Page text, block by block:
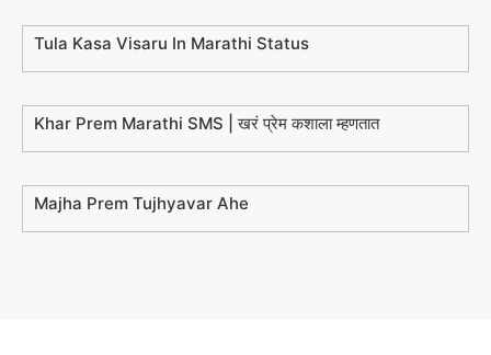
Tula Kasa Visaru In Marathi Status
Khar Prem Marathi SMS | खरं प्रेम कशाला म्हणतात
Majha Prem Tujhyavar Ahe